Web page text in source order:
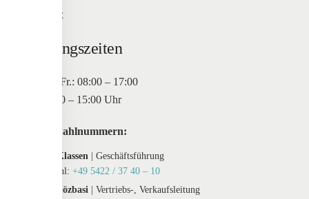
HOME
Öffnungszeiten
Mo. bis Fr.: 08:00 – 17:00
Sa: 10:00 – 15:00 Uhr
Durchwahlnummern:
Maxim Klassen | Geschäftsführung
Durchwahl: +49 5422 / 37 40 – 10
Tayfur Gözbasi | Vertriebs-, Verkaufsleitung